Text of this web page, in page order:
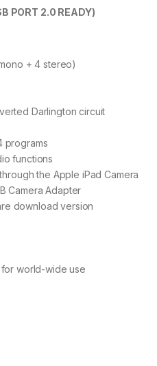
PORT 2.0 READY)
+ 4 stereo)
Darlington circuit
programs
functions
the Apple iPad Camera
Camera Adapter
download version
world-wide use